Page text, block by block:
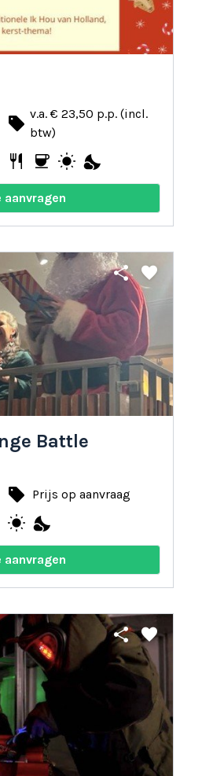
local_offer v.a. € 23,50 p.p. (incl.
btw)
restaurant coffee wb_sunny nights_stay
share favorite
Battle
local_offer Prijs op aanvraag
wb_sunny nights_stay
share favorite